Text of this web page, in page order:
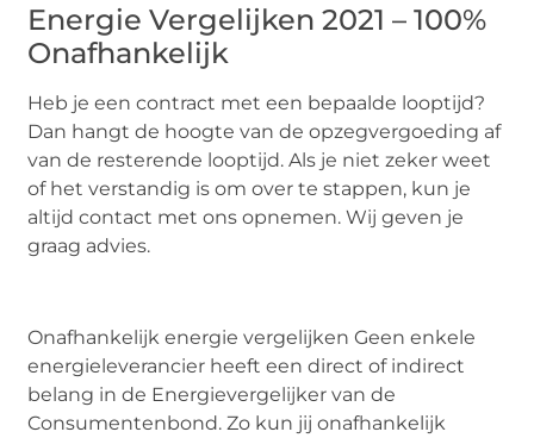
Energie Vergelijken 2021 – 100%
Onafhankelijk
Heb je een contract met een bepaalde looptijd?
Dan hangt de hoogte van de opzegvergoeding af
van de resterende looptijd. Als je niet zeker weet
of het verstandig is om over te stappen, kun je
altijd contact met ons opnemen. Wij geven je
graag advies.
Onafhankelijk energie vergelijken Geen enkele
energieleverancier heeft een direct of indirect
belang in de Energievergelijker van de
Consumentenbond. Zo kun jij onafhankelijk